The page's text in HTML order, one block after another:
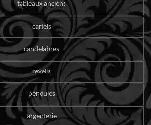
tableaux anciens
cartels
candelabres
reveils
pendules
argenterie